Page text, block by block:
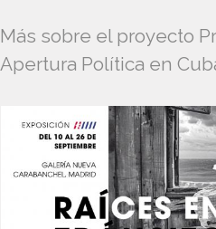
Más sobre el proyecto
Apertura Política en